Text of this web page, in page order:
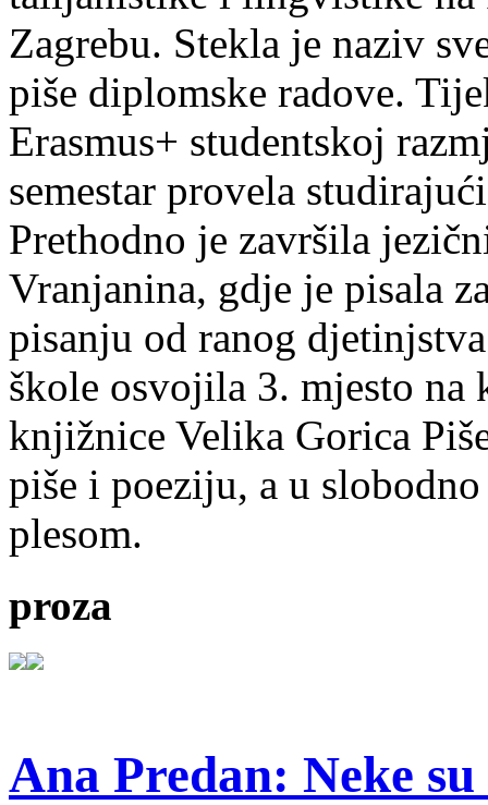
Zagrebu. Stekla je naziv
piše diplomske radove.
Erasmus+ studentskoj
semestar provela
Prethodno je završila
Vranjanina, gdje je pisala
pisanju od ranog
škole osvojila 3. mjesto na
knjižnice Velika Gorica
piše i poeziju, a u
plesom.
proza
Ana Predan: Neke